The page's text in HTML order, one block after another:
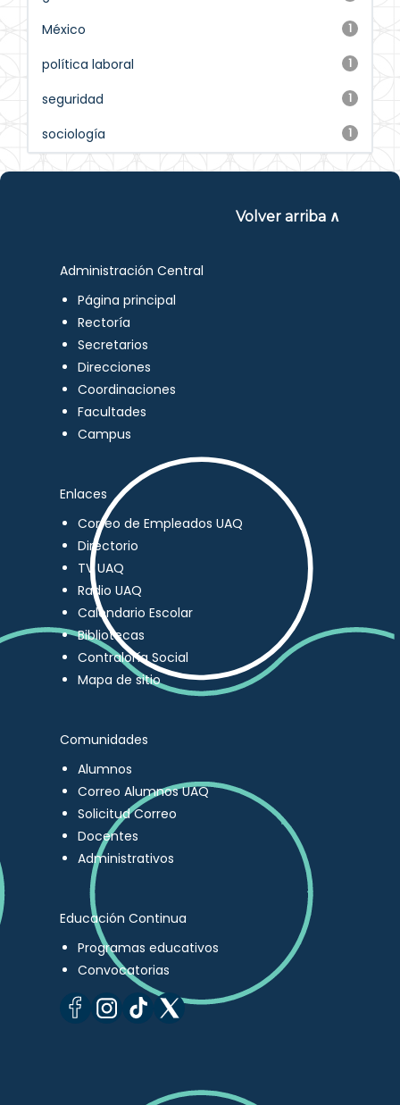
1
México
1
política laboral
1
seguridad
1
sociología
Volver arriba ∧
Administración Central
Página principal
Rectoría
Secretarios
Direcciones
Coordinaciones
Facultades
Campus
Enlaces
Correo de Empleados UAQ
Directorio
TV UAQ
Radio UAQ
Calendario Escolar
Bibliotecas
Contraloría Social
Mapa de sitio
Comunidades
Alumnos
Correo Alumnos UAQ
Solicitud Correo
Docentes
Administrativos
Educación Continua
Programas educativos
Convocatorias